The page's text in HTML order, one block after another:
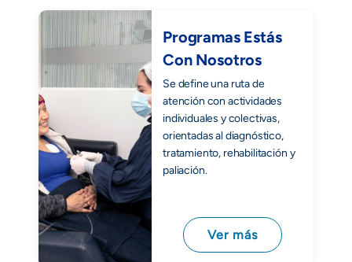
Programas Estás
Con Nosotros
Se define una ruta de
atención con actividades
individuales y colectivas,
orientadas al diagnóstico,
tratamiento, rehabilitación y
paliación.
Ver más